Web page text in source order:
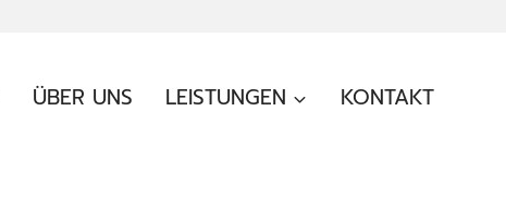
ÜBER UNS LEISTUNGEN KONTAKT